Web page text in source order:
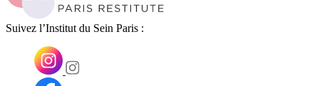
Suivez l’Institut du Sein Paris :